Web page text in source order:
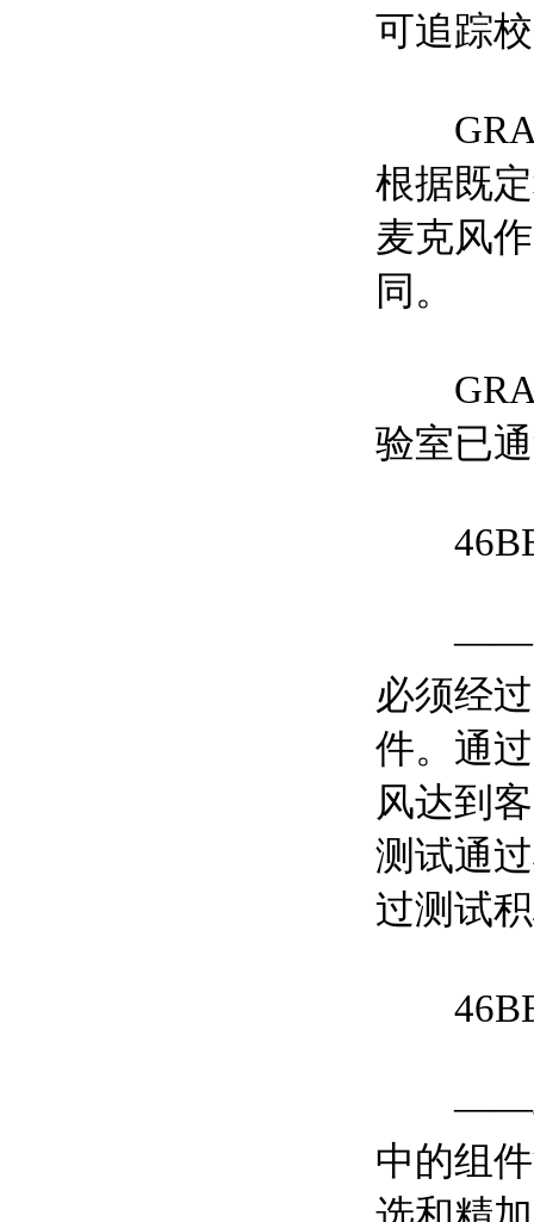
可追踪
GRAS
根据既
麦克风
同。
GRAS
验室已
46BE
——当
必须经
件。通
风达到
测试通
过测试
46BE
中的组